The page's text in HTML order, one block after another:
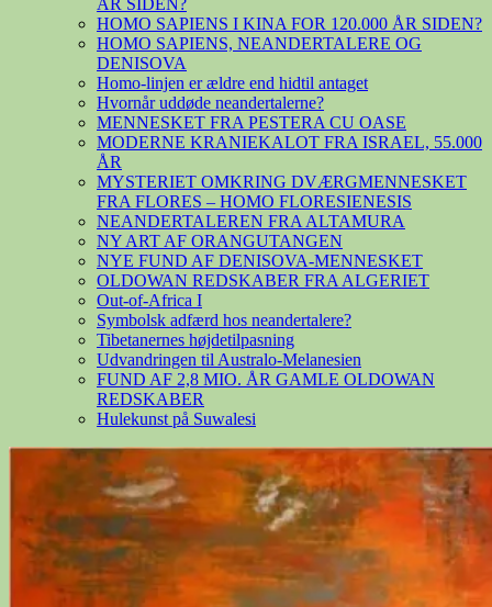
HOMO SAPIENS I KINA FOR 120.000 ÅR SIDEN?
HOMO SAPIENS, NEANDERTALERE OG
DENISOVA
Homo-linjen er ældre end hidtil antaget
Hvornår uddøde neandertalerne?
MENNESKET FRA PESTERA CU OASE
MODERNE KRANIEKALOT FRA ISRAEL, 55.000
ÅR
MYSTERIET OMKRING DVÆRGMENNESKET
FRA FLORES – HOMO FLORESIENESIS
NEANDERTALEREN FRA ALTAMURA
NY ART AF ORANGUTANGEN
NYE FUND AF DENISOVA-MENNESKET
OLDOWAN REDSKABER FRA ALGERIET
Out-of-Africa I
Symbolsk adfærd hos neandertalere?
Tibetanernes højdetilpasning
Udvandringen til Australo-Melanesien
FUND AF 2,8 MIO. ÅR GAMLE OLDOWAN
REDSKABER
Hulekunst på Suwalesi